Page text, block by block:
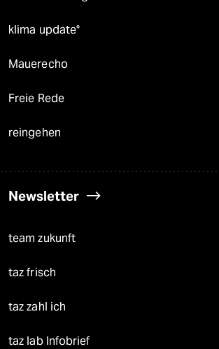
klima update°
Mauerecho
Freie Rede
reingehen
Newsletter
team zukunft
taz frisch
taz zahl ich
taz lab Infobrief